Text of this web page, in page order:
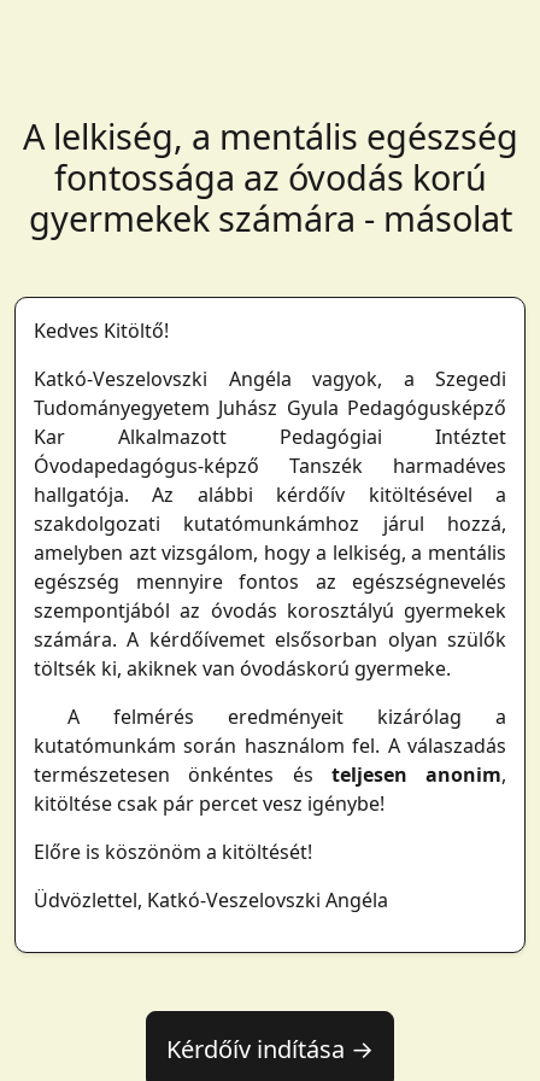
A lelkiség, a mentális egészség
fontossága az óvodás korú
gyermekek számára - másolat
Kedves Kitöltő!
Katkó-Veszelovszki Angéla vagyok, a Szegedi
Tudományegyetem Juhász Gyula Pedagógusképző
Kar Alkalmazott Pedagógiai Intéztet
Óvodapedagógus-képző Tanszék harmadéves
hallgatója. Az alábbi kérdőív kitöltésével a
szakdolgozati kutatómunkámhoz járul hozzá,
amelyben azt vizsgálom, hogy a lelkiség, a mentális
egészség mennyire fontos az egészségnevelés
szempontjából az óvodás korosztályú gyermekek
számára. A kérdőívemet elsősorban olyan szülők
töltsék ki, akiknek van óvodáskorú gyermeke.
A felmérés eredményeit kizárólag a
kutatómunkám során használom fel. A válaszadás
természetesen önkéntes és teljesen anonim,
kitöltése csak pár percet vesz igénybe!
Előre is köszönöm a kitöltését!
Üdvözlettel, Katkó-Veszelovszki Angéla
Kérdőív indítása →